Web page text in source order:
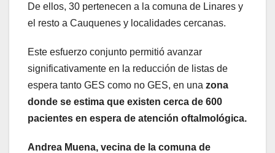
De ellos, 30 pertenecen a la comuna de Linares y
el resto a Cauquenes y localidades cercanas.
Este esfuerzo conjunto permitió avanzar
significativamente en la reducción de listas de
espera tanto GES como no GES, en una zona
donde se estima que existen cerca de 600
pacientes en espera de atención oftalmológica.
Andrea Muena, vecina de la comuna de